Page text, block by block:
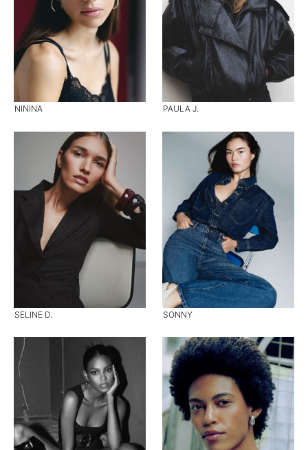
NININA PAULA J.
SELINE D. SONNY